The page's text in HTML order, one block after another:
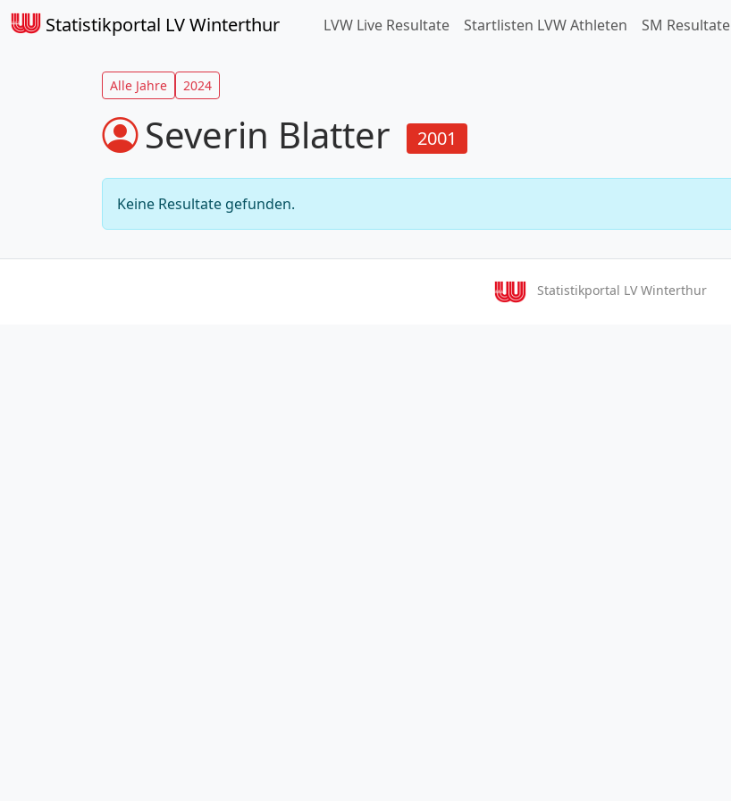
Statistikportal LV Winterthur LVW Live Resultate Startlisten LVW Athleten SM Resultate
Alle Jahre 2024
Severin Blatter 2001
Keine Resultate gefunden.
Statistikportal LV Winterthur